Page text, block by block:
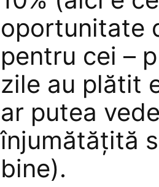
oportunitate
pentru cei –
zile au plătit
ar putea
înjumătățită
bine).